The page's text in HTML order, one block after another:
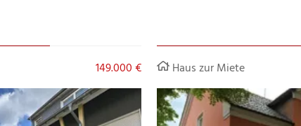
149.000 € Haus zur Miete